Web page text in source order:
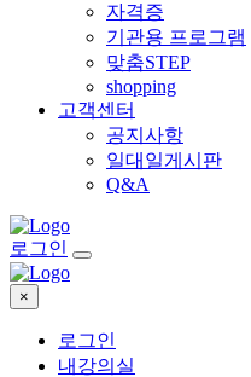
자격증
기관용 프로그램
맞춤STEP
shopping
고객센터
공지사항
일대일게시판
Q&A
로그인
×
로그인
내강의실